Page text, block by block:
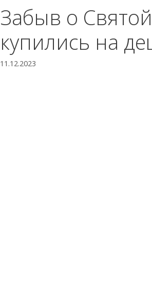
Забыв о
купились на
11.12.2023